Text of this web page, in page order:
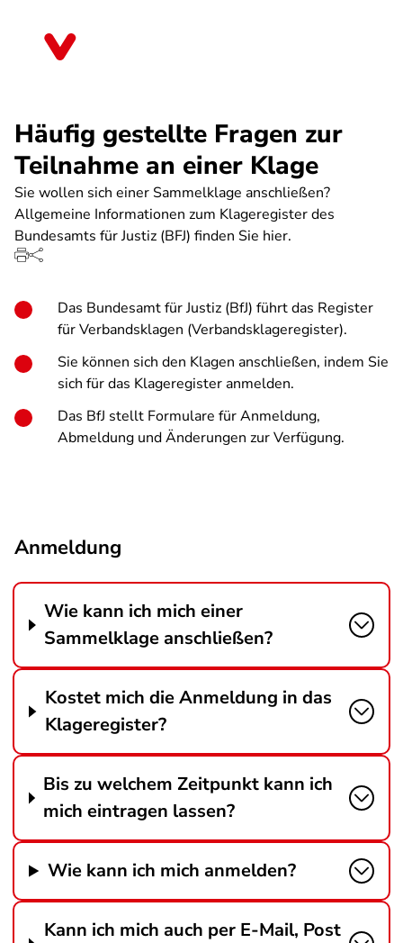
Häufig gestellte Fragen zur
Teilnahme an einer Klage
Sie wollen sich einer Sammelklage anschließen?
Allgemeine Informationen zum Klageregister des
Bundesamts für Justiz (BFJ) finden Sie hier.
Das Bundesamt für Justiz (BfJ) führt das Register
für Verbandsklagen (Verbandsklageregister).
Sie können sich den Klagen anschließen, indem Sie
sich für das Klageregister anmelden.
Das BfJ stellt Formulare für Anmeldung,
Abmeldung und Änderungen zur Verfügung.
Anmeldung
Wie kann ich mich einer
Sammelklage anschließen?
Kostet mich die Anmeldung in das
Klageregister?
Bis zu welchem Zeitpunkt kann ich
mich eintragen lassen?
Wie kann ich mich anmelden?
Kann ich mich auch per E-Mail, Post